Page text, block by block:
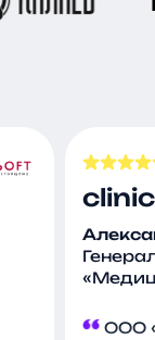
ООО